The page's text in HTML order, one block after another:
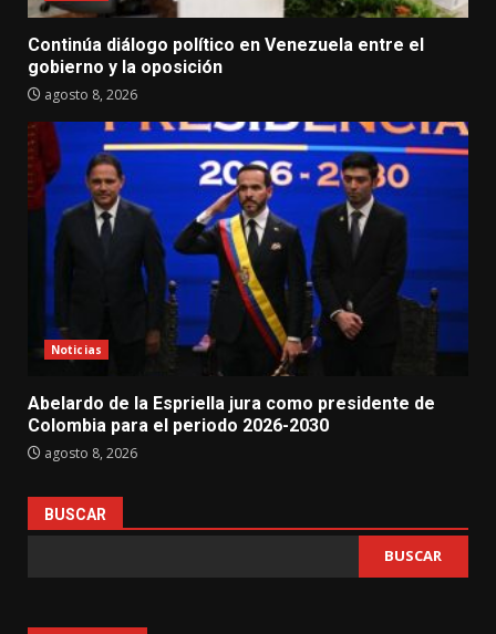
Continúa diálogo político en Venezuela entre el
gobierno y la oposición
agosto 8, 2026
Noticias
Abelardo de la Espriella jura como presidente de
Colombia para el periodo 2026-2030
agosto 8, 2026
BUSCAR
BUSCAR